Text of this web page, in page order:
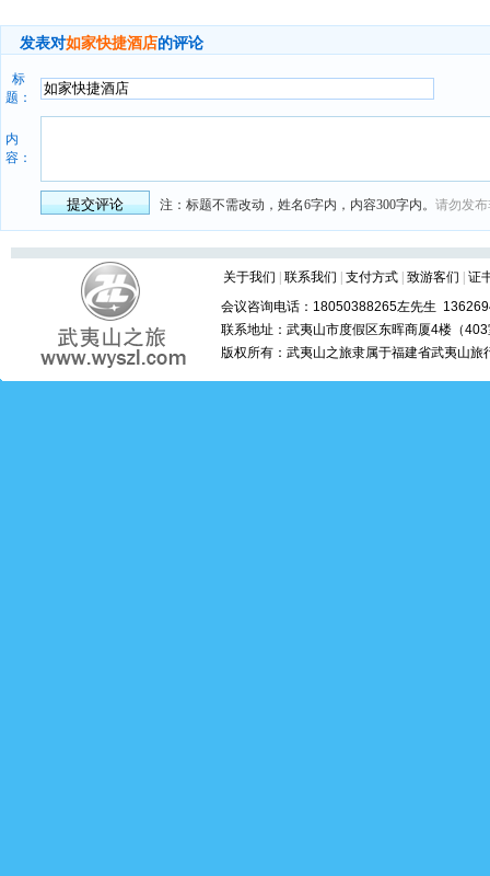
发表对如家快捷酒店的评论
标
题：
内
容：
注：标题不需改动，姓名6字内，内容300字内。 请勿发
关于我们 联系我们 支付方式 致游客们
证
会议咨询电话：18050388265左先生
联系地址：武夷山市度假区东晖商厦4楼（
版权所有：武夷山之旅隶属于福建省武夷山旅